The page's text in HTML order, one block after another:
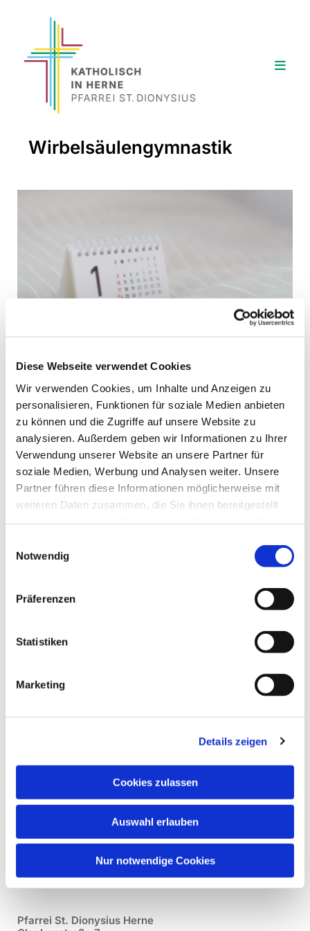
Diese Webseite verwendet Cookies
Wir verwenden Cookies, um Inhalte und Anzeigen zu
personalisieren, Funktionen für soziale Medien anbieten
zu können und die Zugriffe auf unsere Website zu
analysieren. Außerdem geben wir Informationen zu Ihrer
Verwendung unserer Website an unsere Partner für
soziale Medien, Werbung und Analysen weiter. Unsere
Partner führen diese Informationen möglicherweise mit
weiteren Daten zusammen, die Sie ihnen bereitgestellt
Notwendig
Präferenzen
Statistiken
Marketing
Details zeigen
Cookies zulassen
Auswahl erlauben
Nur notwendige Cookies
Wirbelsäulengymnastik
Freitag, 30. Juli 2027, 12:00 Uhr
St. Joseph Gemeindehaus,
Roonstr. 74, 44628 Herne
Frau Skiba Tel.: 0178-5918484
Pfarrei St. Dionysius Herne